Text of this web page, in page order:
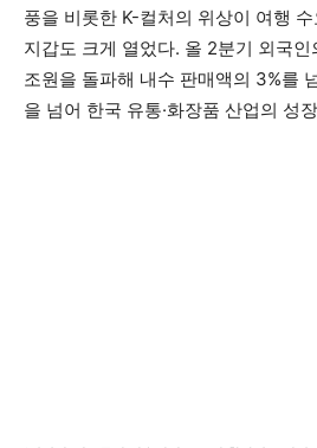
풍을 비롯한 K-컬처의 위상이 여행
지갑도 크게 열었다. 올 2분기 외국
조원을 돌파해 내수 판매액의 3%를
을 넘어 한국 유통·화장품 산업의 성